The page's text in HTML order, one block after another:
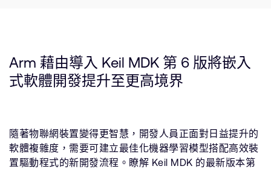
Arm 藉由導入 Keil MDK 第 6 版將嵌入
式軟體開發提升至更高境界
隨著物聯網裝置變得更智慧，開發人員正面對日益提升的
軟體複雜度，需要可建立最佳化機器學習模型搭配高效裝
置驅動程式的新開發流程。瞭解 Keil MDK 的最新版本第